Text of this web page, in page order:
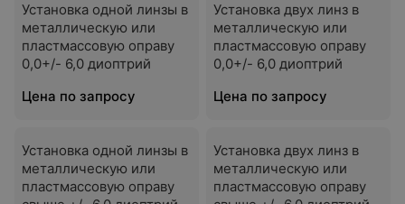
Установка одной линзы в
металлическую или
пластмассовую оправу
0,0+/- 6,0 диоптрий
Цена по запросу
Установка двух линз в
металлическую или
пластмассовую оправу
0,0+/- 6,0 диоптрий
Цена по запросу
Установка одной линзы в
металлическую или
пластмассовую оправу
Установка двух линз в
металлическую или
пластмассовую оправу